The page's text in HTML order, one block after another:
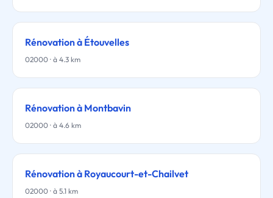
Rénovation à Étouvelles
02000 · à 4.3 km
Rénovation à Montbavin
02000 · à 4.6 km
Rénovation à Royaucourt-et-Chailvet
02000 · à 5.1 km